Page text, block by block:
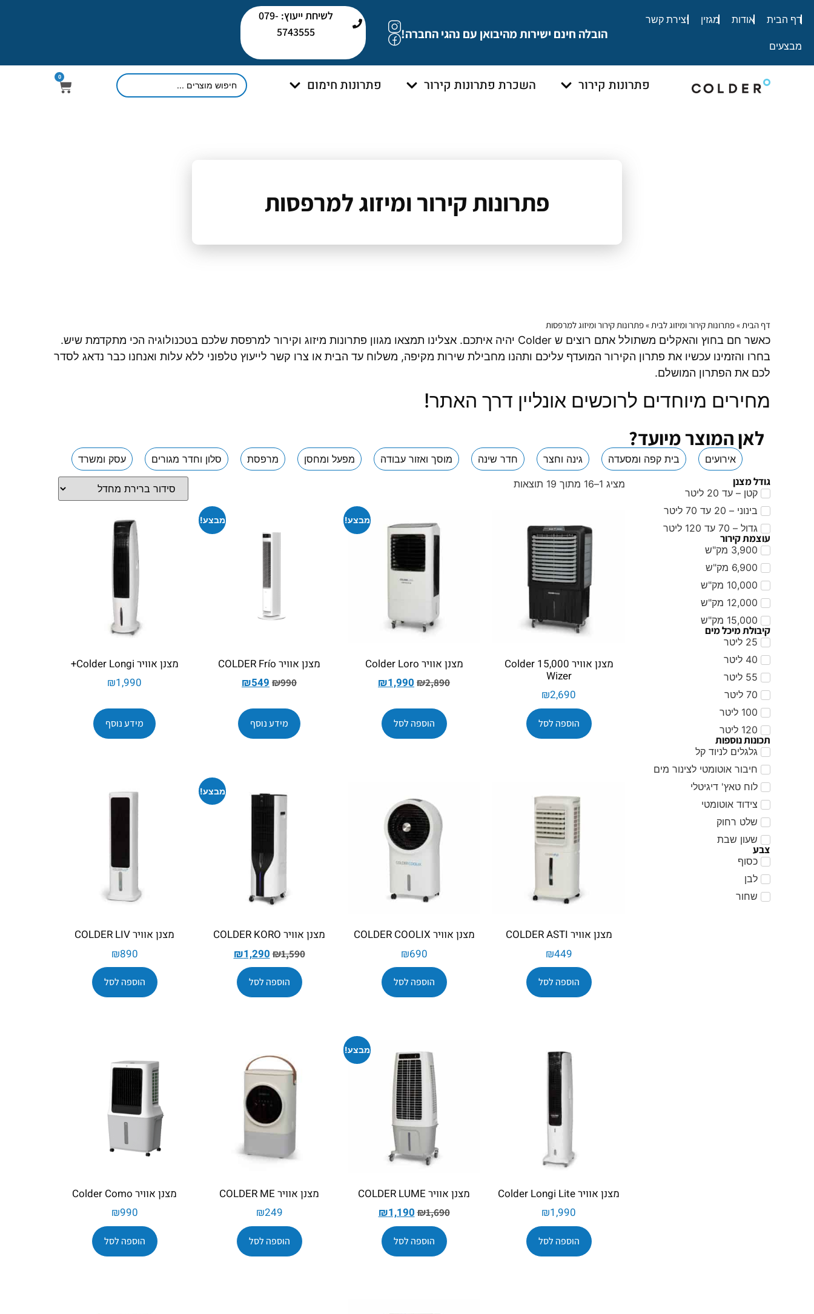
דף הבית
אודות מגזין יצירת קשר
מבצעים
הובלה חינם ישירות מהיבואן עם נהגי החברה!
לשיחת ייעוץ: 079-
5743555
פתרונות קירור השכרת פתרונות קירור פתרונות חימום 0
פתרונות קירור ומיזוג למרפסות
דף הבית»פתרונות קירור ומיזוג לבית»פתרונות קירור ומיזוג למרפסות
כאשר חם בחוץ והאקלים משתולל אתם רוצים ש Colder יהיה איתכם. אצלינו תמצאו מגוון פתרונות מיזוג וקירור למרפסת שלכם בטכנולוגיה הכי מתקדמת שיש.
בחרו והזמינו עכשיו את פתרון הקירור המועדף עליכם ותהנו מחבילת שירות מקיפה, משלוח עד הבית או צרו קשר לייעוץ טלפוני ללא עלות ואנחנו כבר נדאג לסדר
לכם את הפתרון המושלם.
מחירים מיוחדים לרוכשים אונליין דרך האתר!
לאן המוצר מיועד?
אירועים בית קפה ומסעדה גינה וחצר חדר שינה מוסך ואזור עבודה מפעל ומחסן מרפסת סלון וחדר מגורים עסק ומשרד
גודל מצנן
קטן – עד 20 ליטר
בינוני – 20 עד 70 ליטר
גדול – 70 עד 120 ליטר
עוצמת קירור
3,900 מק"ש
6,900 מק"ש
10,000 מק"ש
12,000 מק"ש
15,000 מק"ש
קיבולת מיכל מים
25 ליטר
40 ליטר
55 ליטר
70 ליטר
100 ליטר
120 ליטר
תכונות נוספות
גלגלים לניוד קל
חיבור אוטומטי לצינור מים
לוח טאץ' דיגיטלי
צידוד אוטומטי
שלט רחוק
שעון שבת
צבע
כסוף
לבן
שחור
מציג 1–16 מתוך 19 תוצאות
מצנן אוויר 15,000 Colder
Wizer
₪2,690
הוספה לסל
מבצע!
מצנן אוויר Colder Loro
₪2,890
₪1,990
הוספה לסל
מבצע!
מצנן אוויר COLDER Frío
₪990
₪549
מידע נוסף
מצנן אוויר Colder Longi+
₪1,990
מידע נוסף
מצנן אוויר COLDER ASTI
₪449
הוספה לסל
מצנן אוויר COLDER COOLIX
₪690
הוספה לסל
מבצע!
מצנן אוויר COLDER KORO
₪1,590
₪1,290
הוספה לסל
מצנן אוויר COLDER LIV
₪890
הוספה לסל
מצנן אוויר Colder Longi Lite
₪1,990
הוספה לסל
מבצע!
מצנן אוויר COLDER LUME
₪1,690
₪1,190
הוספה לסל
מצנן אוויר COLDER ME
₪249
הוספה לסל
מצנן אוויר Colder Como
₪990
הוספה לסל